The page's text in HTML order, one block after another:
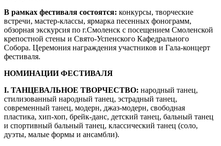
В рамках фестиваля состоятся: конкурсы, творческие
встречи, мастер-классы, ярмарка песенных фонограмм,
обзорная экскурсия по г.Смоленск с посещением Смоленской
крепостной стены и Свято-Успенского Кафедрального
Собора. Церемония награждения участников и Гала-концерт
фестиваля.
НОМИНАЦИИ ФЕСТИВАЛЯ
I. ТАНЦЕВАЛЬНОЕ ТВОРЧЕСТВО: народный танец,
стилизованный народный танец, эстрадный танец,
современный танец, модерн, джаз-модерн, свободная
пластика, хип-хоп, брейк-данс, детский танец, бальный танец
и спортивный бальный танец, классический танец (соло,
дуэты, малые формы и ансамбли).